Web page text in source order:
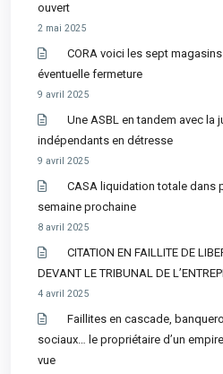
ouvert
2 mai 2025
CORA voici les sept
éventuelle fermeture
9 avril 2025
Une ASBL en tandem avec la
indépendants en détresse
9 avril 2025
CASA liquidation totale dans
semaine prochaine
8 avril 2025
CITATION EN FAILLITE DE
DEVANT LE TRIBUNAL DE
4 avril 2025
Faillites en cascade,
sociaux… le propriétaire d’un
vue